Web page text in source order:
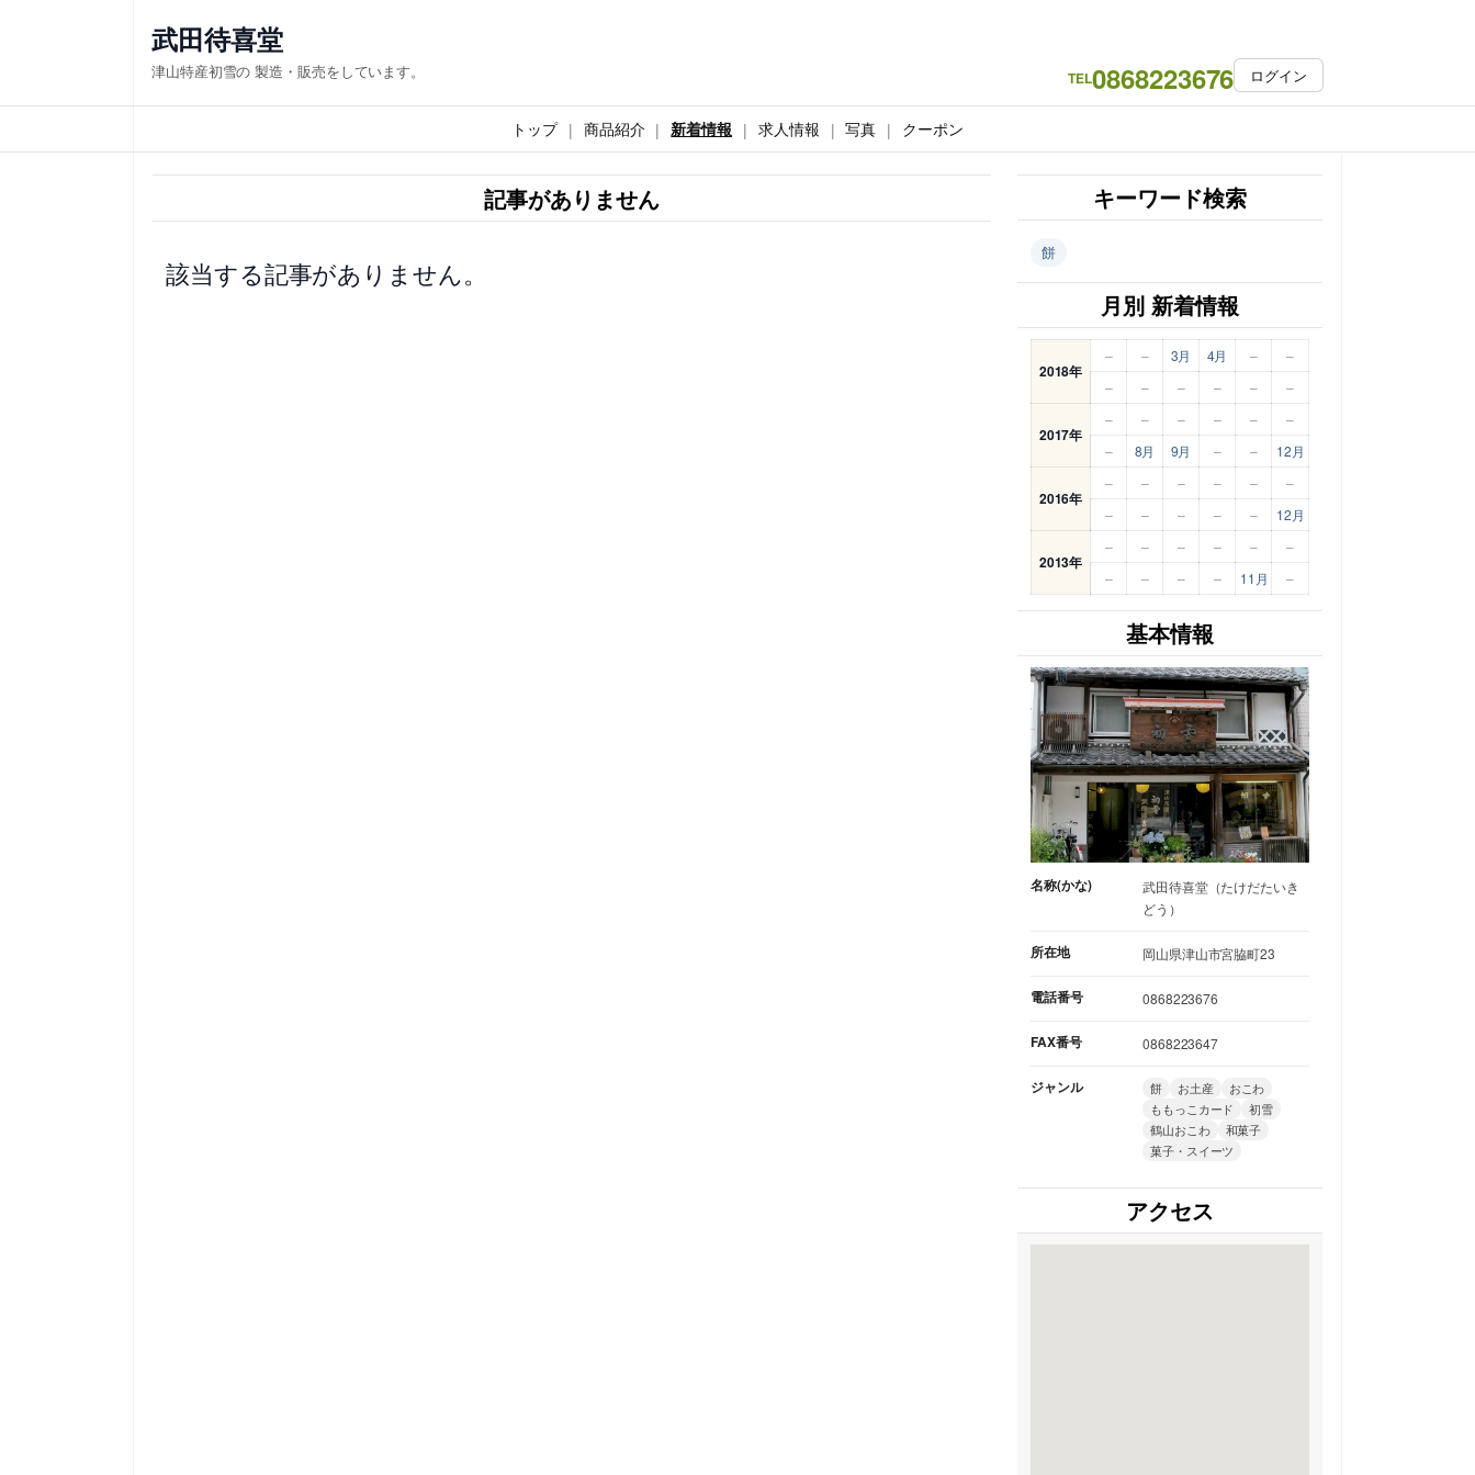
ス
キ
武田待喜堂
津山特産初雪の 製造・販売をしています。 TEL0868223676 ログイン
トップ 商品紹介 新着情報 求人情報 写真 クーポン
記事がありません
該当する記事がありません。
キーワード検索
餅
月別 新着情報
2018年
– – 3月 4月 –
–
–
– – – – –
2017年
– – – – –
–
–
8月 9月 – – 12月
2016年
– – – – –
–
–
– – – – 12月
2013年
– – – – –
–
–
– – – 11月 –
基本情報
名称(かな)
武田待喜堂（たけだたいき
どう）
所在地 岡山県津山市宮脇町23
電話番号 0868223676
FAX番号 0868223647
ジャンル 餅 お土産
おこわ
ももっこカード
初雪
鶴山おこわ
和菓子
菓子・スイーツ
アクセス